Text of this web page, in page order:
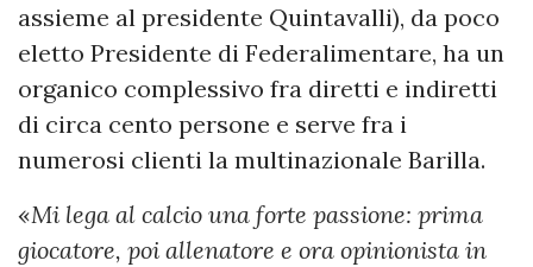
assieme al presidente Quintavalli), da poco
eletto Presidente di Federalimentare, ha un
organico complessivo fra diretti e indiretti
di circa cento persone e serve fra i
numerosi clienti la multinazionale Barilla.
«Mi lega al calcio una forte passione: prima
giocatore, poi allenatore e ora opinionista in